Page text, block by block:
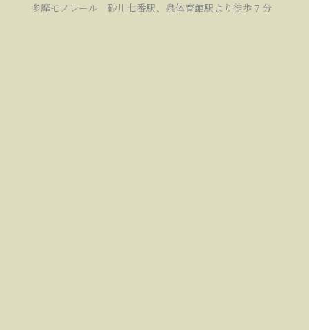
多摩モノレール 砂川七番駅、泉体育館駅より徒歩７分